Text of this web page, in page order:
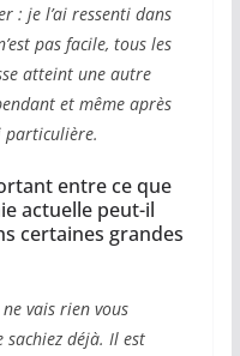
: je l’ai ressenti dans
pas facile, tous les
atteint une autre
et même après
particulière.
entre ce que
actuelle peut-il
certaines grandes
vais rien vous
sachiez déjà. Il est